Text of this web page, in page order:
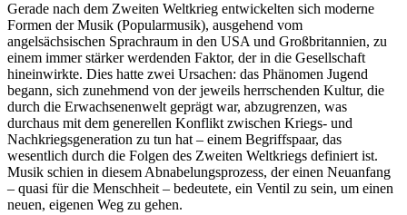
Gerade nach dem Zweiten Weltkrieg entwickelten sich moderne
Formen der Musik (Popularmusik), ausgehend vom
angelsächsischen Sprachraum in den USA und Großbritannien, zu
einem immer stärker werdenden Faktor, der in die Gesellschaft
hineinwirkte. Dies hatte zwei Ursachen: das Phänomen Jugend
begann, sich zunehmend von der jeweils herrschenden Kultur, die
durch die Erwachsenenwelt geprägt war, abzugrenzen, was
durchaus mit dem generellen Konflikt zwischen Kriegs- und
Nachkriegsgeneration zu tun hat – einem Begriffspaar, das
wesentlich durch die Folgen des Zweiten Weltkriegs definiert ist.
Musik schien in diesem Abnabelungsprozess, der einen Neuanfang
– quasi für die Menschheit – bedeutete, ein Ventil zu sein, um einen
neuen, eigenen Weg zu gehen.